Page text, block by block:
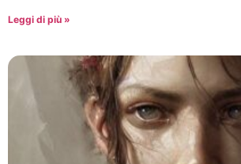
Leggi di più »